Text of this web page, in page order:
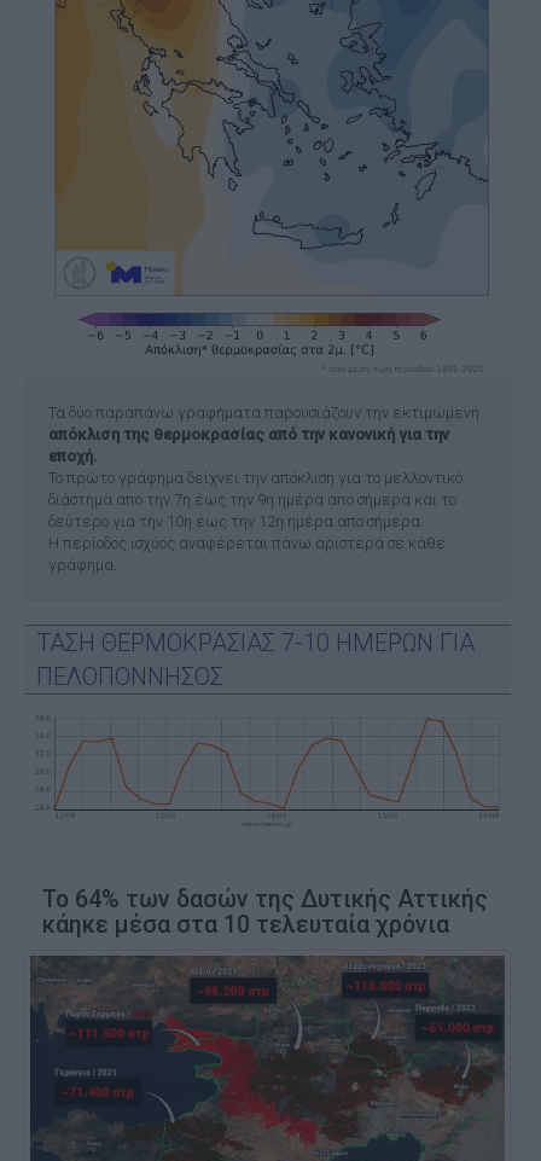
Τα δύο παραπάνω γραφήματα παρουσιάζουν την εκτιμώμενη
απόκλιση της θερμοκρασίας από την κανονική για την
εποχή.
Το πρώτο γράφημα δείχνει την απόκλιση για το μελλοντικό
διάστημα απο την 7η έως την 9η ημέρα απο σήμερα και το
δεύτερο για την 10η έως την 12η ημέρα απο σήμερα.
Η περίοδος ισχύος αναφέρεται πάνω αριστερά σε κάθε
γράφημα.
ΤΑΣΗ ΘΕΡΜΟΚΡΑΣΙΑΣ 7-10 ΗΜΕΡΩΝ ΓΙΑ
ΠΕΛΟΠΟΝΝΗΣΟΣ
Το 64% των δασών της Δυτικής Αττικής
κάηκε μέσα στα 10 τελευταία χρόνια